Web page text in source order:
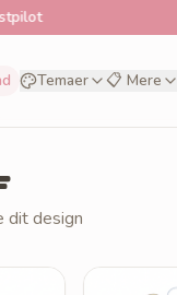
Temaer 📋 Mere
design